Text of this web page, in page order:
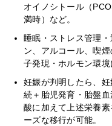
オイノシトール（
満時）など。
睡眠・ストレス管理
ン、アルコール、喫
子発現・ホルモン環境
妊娠が判明したら、
続＋胎児発育・胎盤
酸に加えて上述栄養
ーズな移行が可能。